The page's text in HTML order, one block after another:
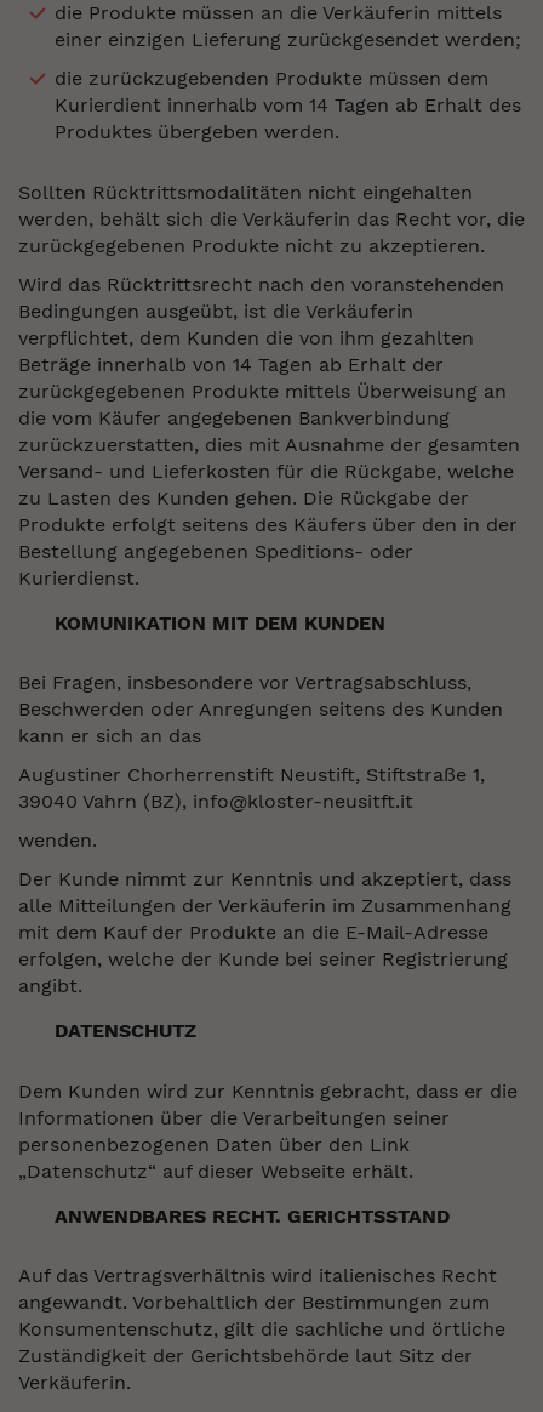
die Produkte müssen an die Verkäuferin mittels
einer einzigen Lieferung zurückgesendet werden;
die zurückzugebenden Produkte müssen dem
Kurierdient innerhalb vom 14 Tagen ab Erhalt des
Produktes übergeben werden.
Sollten Rücktrittsmodalitäten nicht eingehalten
werden, behält sich die Verkäuferin das Recht vor, die
zurückgegebenen Produkte nicht zu akzeptieren.
Wird das Rücktrittsrecht nach den voranstehenden
Bedingungen ausgeübt, ist die Verkäuferin
verpflichtet, dem Kunden die von ihm gezahlten
Beträge innerhalb von 14 Tagen ab Erhalt der
zurückgegebenen Produkte mittels Überweisung an
die vom Käufer angegebenen Bankverbindung
zurückzuerstatten, dies mit Ausnahme der gesamten
Versand- und Lieferkosten für die Rückgabe, welche
zu Lasten des Kunden gehen. Die Rückgabe der
Produkte erfolgt seitens des Käufers über den in der
Bestellung angegebenen Speditions- oder
Kurierdienst.
KOMUNIKATION MIT DEM KUNDEN
Bei Fragen, insbesondere vor Vertragsabschluss,
Beschwerden oder Anregungen seitens des Kunden
kann er sich an das
Augustiner Chorherrenstift Neustift, Stiftstraße 1,
39040 Vahrn (BZ), info@kloster-neusitft.it
wenden.
Der Kunde nimmt zur Kenntnis und akzeptiert, dass
alle Mitteilungen der Verkäuferin im Zusammenhang
mit dem Kauf der Produkte an die E-Mail-Adresse
erfolgen, welche der Kunde bei seiner Registrierung
angibt.
DATENSCHUTZ
Dem Kunden wird zur Kenntnis gebracht, dass er die
Informationen über die Verarbeitungen seiner
personenbezogenen Daten über den Link
„Datenschutz“ auf dieser Webseite erhält.
ANWENDBARES RECHT. GERICHTSSTAND
Auf das Vertragsverhältnis wird italienisches Recht
angewandt. Vorbehaltlich der Bestimmungen zum
Konsumentenschutz, gilt die sachliche und örtliche
Zuständigkeit der Gerichtsbehörde laut Sitz der
Verkäuferin.